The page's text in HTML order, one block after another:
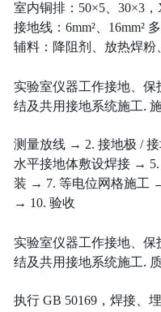
室内铜排：50×5、30×3
接地线：6mm²、16mm²
辅料：降阻剂、放热焊粉
实验室仪器工作接地、
结及共用接地系统施工.
测量放线 → 2. 接地极 /
水平接地体敷设焊接 →
装 → 7. 等电位网格施工
→ 10. 验收
实验室仪器工作接地、
结及共用接地系统施工.
执行 GB 50169，焊接、